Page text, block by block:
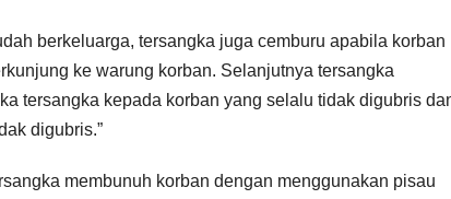
berkeluarga, tersangka juga cemburu apabila korban
ke warung korban. Selanjutnya tersangka
tersangka kepada korban yang selalu tidak digubris
digubris.”
membunuh korban dengan menggunakan pisau